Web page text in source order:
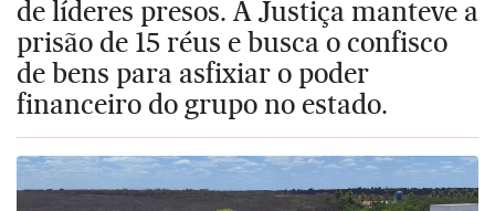
de líderes presos. A Justiça manteve a
prisão de 15 réus e busca o confisco
de bens para asfixiar o poder
financeiro do grupo no estado.